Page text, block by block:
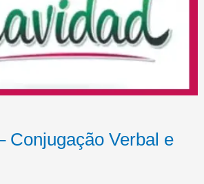
Conjugação Verbal e